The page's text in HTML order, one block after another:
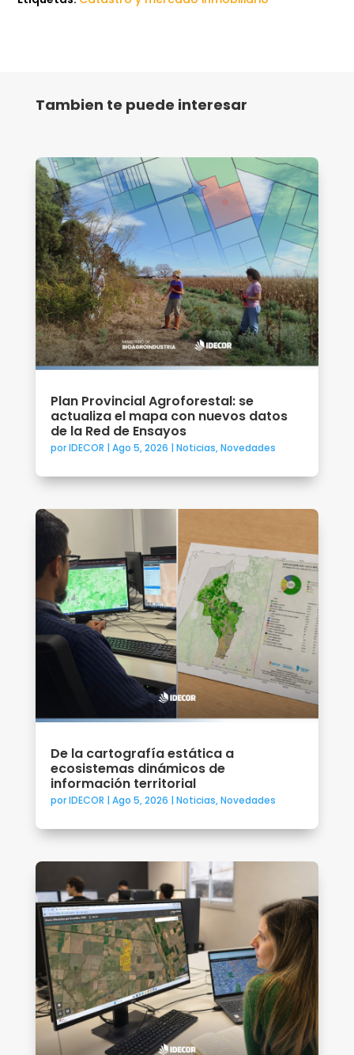
Tambien te puede interesar
Plan Provincial Agroforestal: se
actualiza el mapa con nuevos datos
de la Red de Ensayos
porIDECOR | Ago 5, 2026 | Noticias,Novedades
De la cartografía estática a
ecosistemas dinámicos de
información territorial
porIDECOR | Ago 5, 2026 | Noticias,Novedades